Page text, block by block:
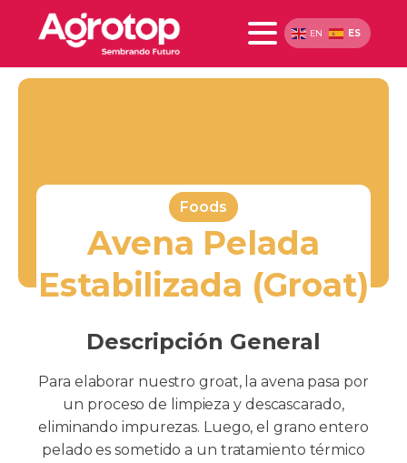
EN ES
Foods
Avena Pelada
Estabilizada (Groat)
Descripción General
Para elaborar nuestro groat, la avena pasa por
un proceso de limpieza y descascarado,
eliminando impurezas. Luego, el grano entero
pelado es sometido a un tratamiento térmico